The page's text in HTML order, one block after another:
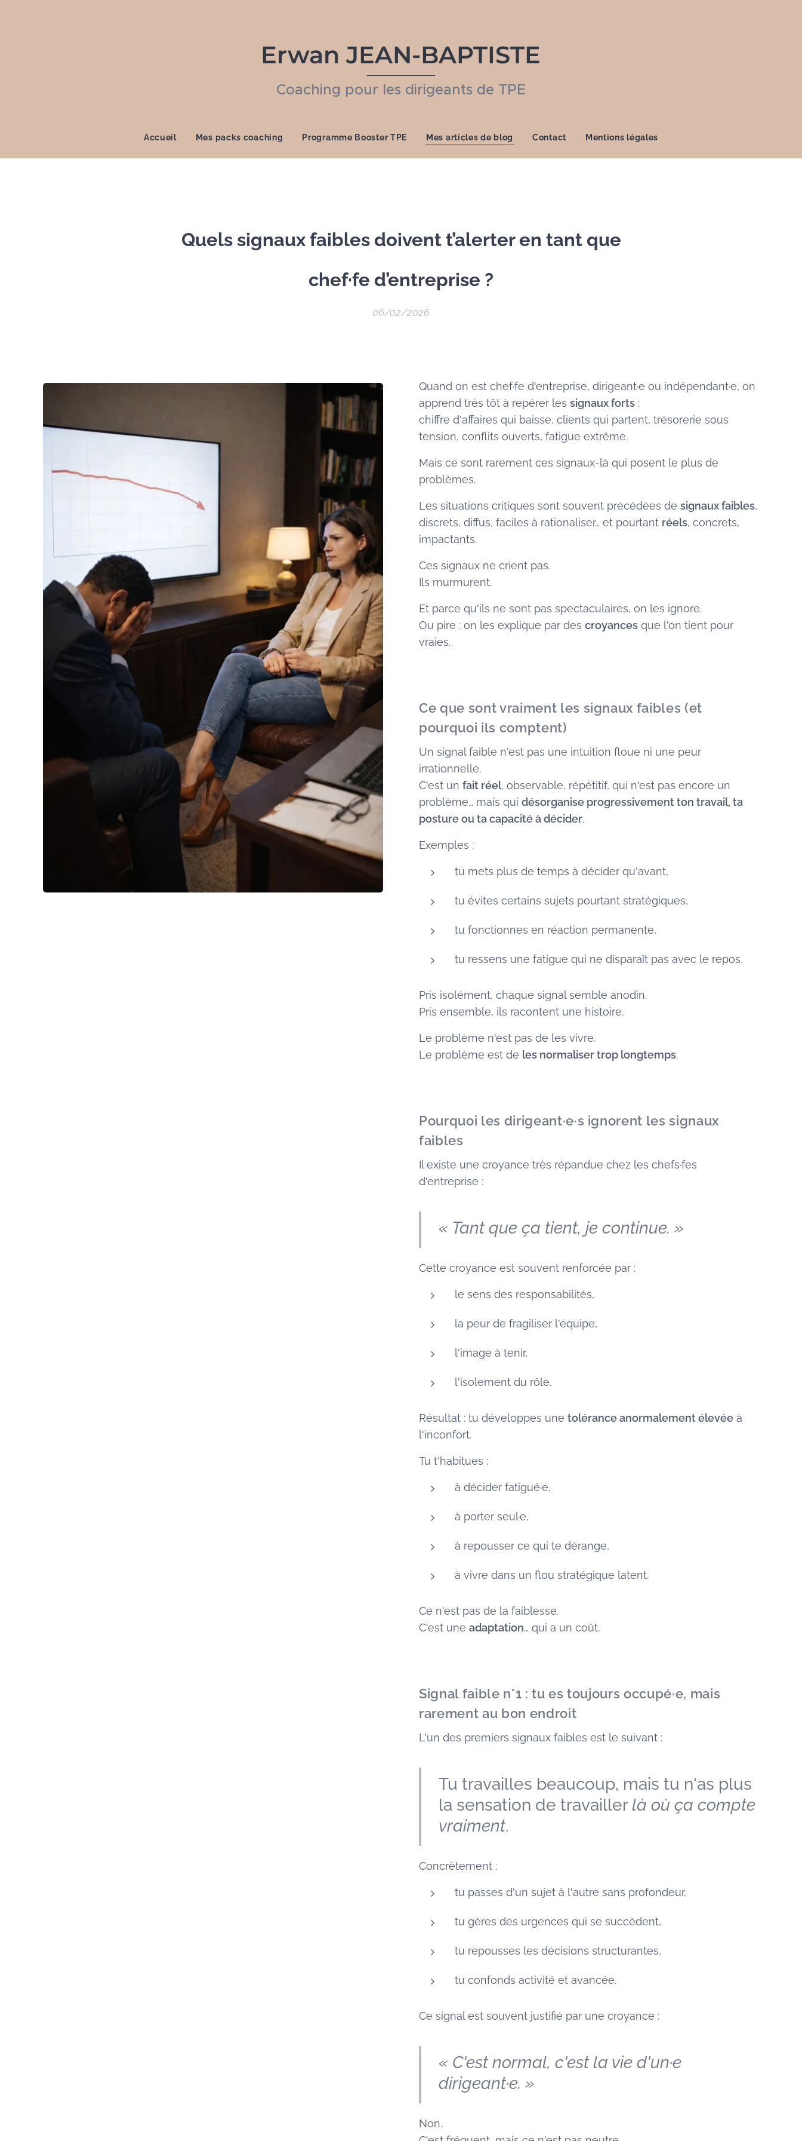
Erwan JEAN-BAPTISTE
Coaching pour les dirigeants de TPE
Accueil Mes packs coaching Programme Booster TPE Mes articles de blog Contact Mentions légales
Quels signaux faibles doivent t’alerter en tant que
chef·fe d’entreprise ?
06/02/2026
Quand on est chef·fe d'entreprise, dirigeant·e ou indépendant·e, on
apprend très tôt à repérer les signaux forts :
chiffre d'affaires qui baisse, clients qui partent, trésorerie sous
tension, conflits ouverts, fatigue extrême.
Mais ce sont rarement ces signaux-là qui posent le plus de
problèmes.
Les situations critiques sont souvent précédées de signaux faibles,
discrets, diffus, faciles à rationaliser… et pourtant réels, concrets,
impactants.
Ces signaux ne crient pas.
Ils murmurent.
Et parce qu'ils ne sont pas spectaculaires, on les ignore.
Ou pire : on les explique par des croyances que l'on tient pour
vraies.
Ce que sont vraiment les signaux faibles (et
pourquoi ils comptent)
Un signal faible n'est pas une intuition floue ni une peur
irrationnelle.
C'est un fait réel, observable, répétitif, qui n'est pas encore un
problème… mais qui désorganise progressivement ton travail, ta
posture ou ta capacité à décider.
Exemples :
tu mets plus de temps à décider qu'avant,
tu évites certains sujets pourtant stratégiques,
tu fonctionnes en réaction permanente,
tu ressens une fatigue qui ne disparaît pas avec le repos.
Pris isolément, chaque signal semble anodin.
Pris ensemble, ils racontent une histoire.
Le problème n'est pas de les vivre.
Le problème est de les normaliser trop longtemps.
Pourquoi les dirigeant·e·s ignorent les signaux
faibles
Il existe une croyance très répandue chez les chefs·fes
d'entreprise :
« Tant que ça tient, je continue. »
Cette croyance est souvent renforcée par :
le sens des responsabilités,
la peur de fragiliser l'équipe,
l'image à tenir,
l'isolement du rôle.
Résultat : tu développes une tolérance anormalement élevée à
l'inconfort.
Tu t'habitues :
à décider fatigué·e,
à porter seul·e,
à repousser ce qui te dérange,
à vivre dans un flou stratégique latent.
Ce n'est pas de la faiblesse.
C'est une adaptation… qui a un coût.
Signal faible n°1 : tu es toujours occupé·e, mais
rarement au bon endroit
L'un des premiers signaux faibles est le suivant :
Tu travailles beaucoup, mais tu n'as plus
la sensation de travaillerlà où ça compte
vraiment.
Concrètement :
tu passes d'un sujet à l'autre sans profondeur,
tu gères des urgences qui se succèdent,
tu repousses les décisions structurantes,
tu confonds activité et avancée.
Ce signal est souvent justifié par une croyance :
« C'est normal, c'est la vie d'un·e
dirigeant·e. »
Non.